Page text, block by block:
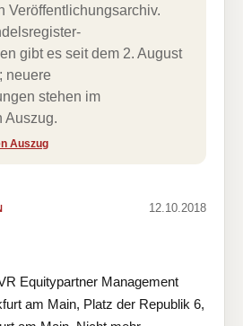
Veröffentlichungsarchiv.
gibt es seit dem 2. August
neuere
stehen im
Auszug.
Auszug
12.10.2018
Equitypartner Management
am Main, Platz der Republik 6,